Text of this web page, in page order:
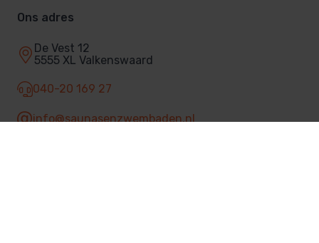
Ons adres
De Vest 12
5555 XL Valkenswaard
040-20 169 27
info@saunasenzwembaden.nl